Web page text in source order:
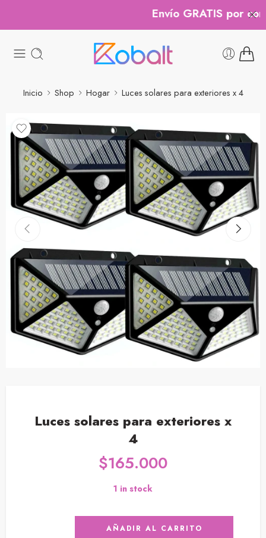
Envío GRATIS por
Inicio Shop Hogar Luces solares para exteriores x 4
Luces solares para exteriores x
4
$165.000
1 in stock
AÑADIR AL CARRITO